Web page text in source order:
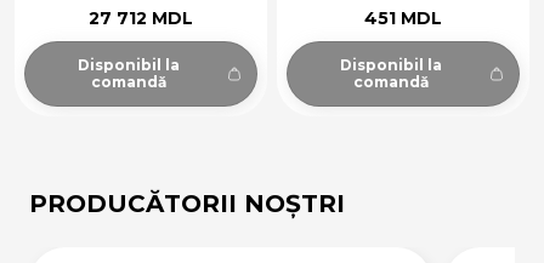
27 712 MDL
Disponibil la
comandă
451 MDL
Disponibil la
comandă
PRODUCĂTORII NOȘTRI